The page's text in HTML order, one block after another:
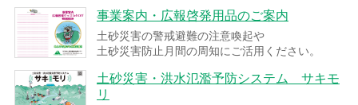
事業案内・広報啓発用品のご案内
土砂災害の警戒避難の注意喚起や
土砂災害防止月間の周知にご活用ください。
土砂災害・洪水氾濫予防システム サキモ
リ